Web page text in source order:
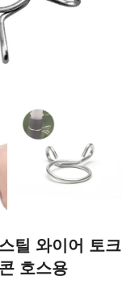
틸 와이어 토크
호스용